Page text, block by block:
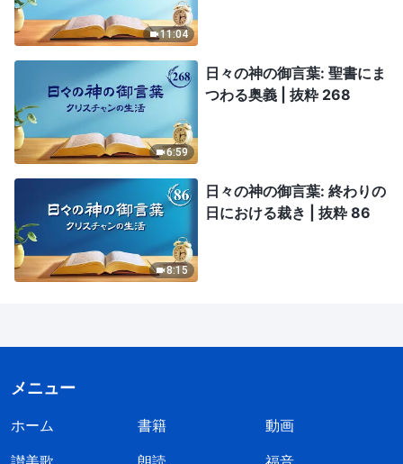
11:04
6:59
日々の神の御言葉: 聖書にま
つわる奥義 | 抜粋 268
8:15
日々の神の御言葉: 終わりの
日における裁き | 抜粋 86
メニュー
ホーム 書籍
動画